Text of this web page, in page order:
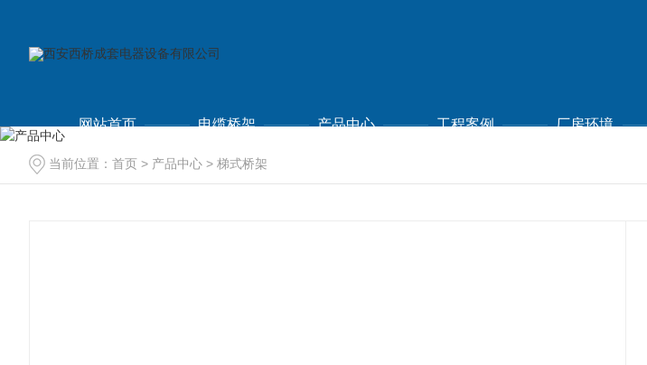
网站首页 电缆桥架 产品中心 工程案例 厂房环境
当前位置： 首页 > 产品中心 > 梯式桥架